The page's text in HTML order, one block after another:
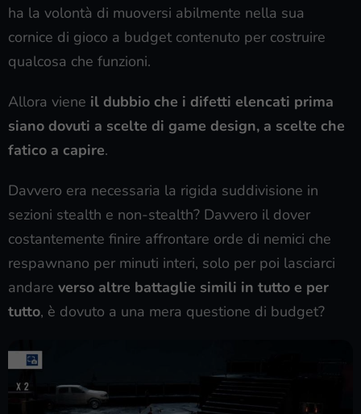
ha la volontà di muoversi abilmente nella sua
cornice di gioco a budget contenuto per costruire
qualcosa che funzioni.
Allora viene il dubbio che i difetti elencati prima
siano dovuti a scelte di game design, a scelte che
fatico a capire.
Davvero era necessaria la rigida suddivisione in
sezioni stealth e non-stealth? Davvero il dover
costantemente finire affrontare orde di nemici che
respawnano per minuti interi, solo per poi lasciarci
andare verso altre battaglie simili in tutto e per
tutto, è dovuto a una mera questione di budget?